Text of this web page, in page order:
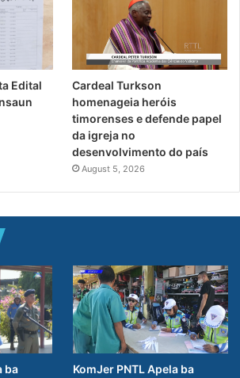
Edital
Cardeal Turkson
homenageia heróis
timorenses e defende papel
da igreja no
desenvolvimento do país
August 5, 2026
ba
KomJer PNTL Apela ba